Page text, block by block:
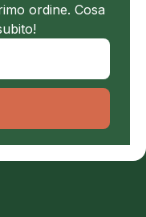
ordine. Cosa